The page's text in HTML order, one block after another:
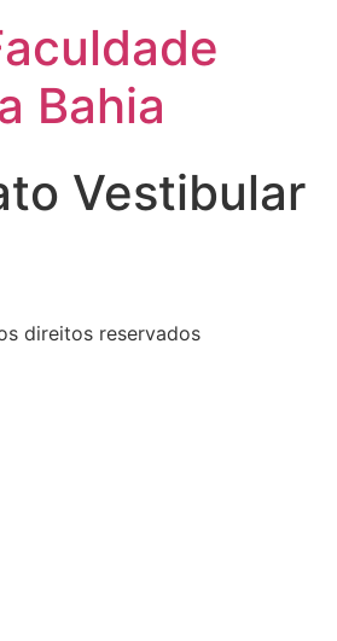
Bahia
Vestibular
direitos reservados